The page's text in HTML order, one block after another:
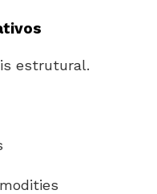
estrutural.